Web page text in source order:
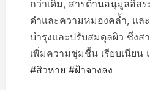
กว่าเดิม, สารต้านอนุมูลอิส
ดำและความหมองคล้ำ, แล
บำรุงและปรับสมดุลผิว ซึ่งส
เพิ่มความชุ่มชื้น เรียบเนีย
#สิวหาย #ฝ้าจางลง